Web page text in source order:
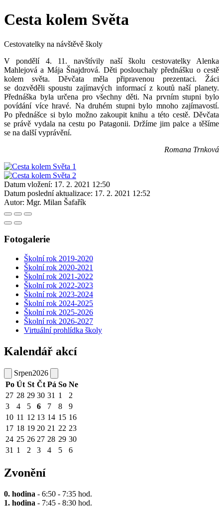
Cesta kolem Světa
Cestovatelky na návštěvě školy
V pondělí 4. 11. navštívily naší školu cestovatelky Alenka
Mahlejová a Mája Šnajdrová. Děti poslouchaly přednášku o cestě
kolem světa. Děvčata měla připravenou prezentaci. Žáci
se dozvěděli spoustu zajímavých informací z koutů naší planety.
Přednáška byla určena pro všechny děti. Na prvním stupni bylo
povídání více hravé. Na druhém stupni bylo mnoho zajímavostí.
Po přednášce si bylo možno zakoupit knihu a této cestě. Děvčata
se právě vydala na cestu po Patagonii. Držíme jim palce a těšíme
se na další vyprávění.
Romana Trnková
Datum vložení: 17. 2. 2021 12:50
Datum poslední aktualizace: 17. 2. 2021 12:52
Autor: Mgr. Milan Šafařík
Fotogalerie
Školní rok 2019-2020
Školní rok 2020-2021
Školní rok 2021-2022
Školní rok 2022-2023
Školní rok 2023-2024
Školní rok 2024-2025
Školní rok 2025-2026
Školní rok 2026-2027
Virtuální prohlídka školy
Kalendář akcí
Srpen2026
Po Út St Čt Pá So Ne
27 28 29 30 31 1
2
3
4 5 6 7 8
9
10 11 12 13 14 15 16
17 18 19 20 21 22 23
24 25 26 27 28 29 30
31 1 2 3 4 5 6
Zvonění
0. hodina - 6:50 - 7:35 hod.
1. hodina - 7:45 - 8:30 hod.